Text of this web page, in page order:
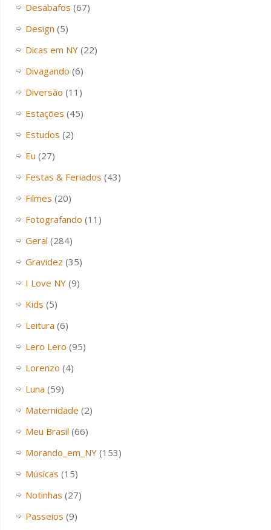
Desabafos (67)
Design (5)
Dicas em NY(22)
Divagando (6)
Diversão (11)
Estações (45)
Estudos (2)
Eu (27)
Festas & Feriados (43)
Filmes (20)
Fotografando (11)
Geral (284)
Gravidez (35)
I Love NY(9)
Kids (5)
Leitura (6)
Lero Lero (95)
Lorenzo (4)
Luna (59)
Maternidade (2)
Meu Brasil (66)
Morando_em_NY(153)
Músicas (15)
Notinhas (27)
Passeios (9)